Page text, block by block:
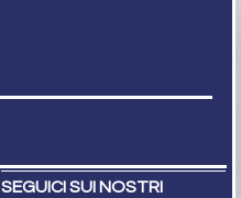
SEGUICI SUI NOSTRI